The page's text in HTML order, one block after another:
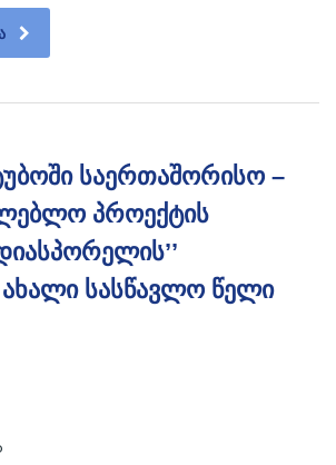
საერთაშორისო –
პროექტის
სასწავლო წელი